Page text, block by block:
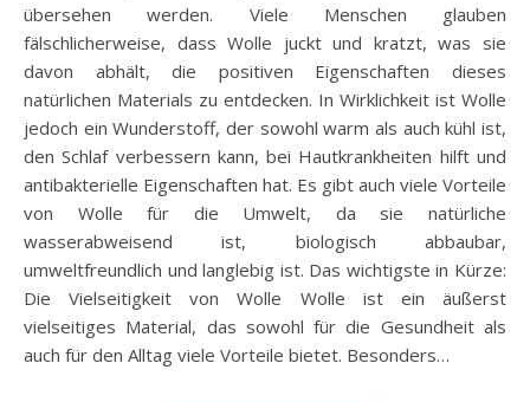
übersehen werden. Viele Menschen glauben
fälschlicherweise, dass Wolle juckt und kratzt, was sie
davon abhält, die positiven Eigenschaften dieses
natürlichen Materials zu entdecken. In Wirklichkeit ist Wolle
jedoch ein Wunderstoff, der sowohl warm als auch kühl ist,
den Schlaf verbessern kann, bei Hautkrankheiten hilft und
antibakterielle Eigenschaften hat. Es gibt auch viele Vorteile
von Wolle für die Umwelt, da sie natürliche
wasserabweisend ist, biologisch abbaubar,
umweltfreundlich und langlebig ist. Das wichtigste in Kürze:
Die Vielseitigkeit von Wolle Wolle ist ein äußerst
vielseitiges Material, das sowohl für die Gesundheit als
auch für den Alltag viele Vorteile bietet. Besonders…